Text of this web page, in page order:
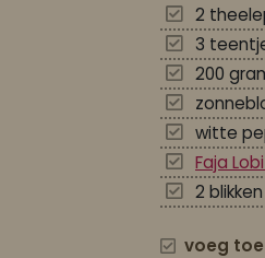
2
3
200
witte
Faja
2
voeg